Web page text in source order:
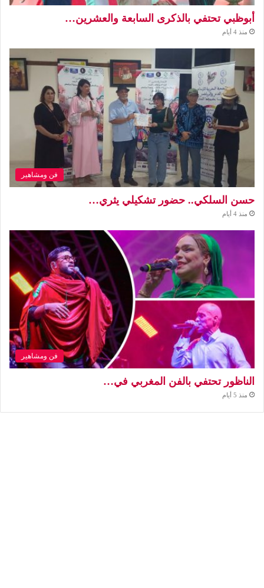
أبوظبي تحتفي بالذكرى السابعة والعشرين…
منذ 4 أيام
فن ومشاهير
حسن السلكي.. حضور تشكيلي يثري…
منذ 4 أيام
فن ومشاهير
الناظور تحتفي بالفن المغربي في…
منذ 5 أيام